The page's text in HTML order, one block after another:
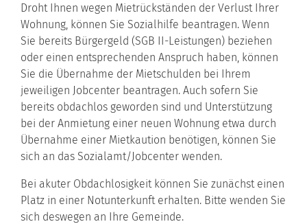
Droht Ihnen wegen Mietrückständen der Verlust Ihrer
Wohnung, können Sie Sozialhilfe beantragen. Wenn
Sie bereits Bürgergeld (SGB II-Leistungen) beziehen
oder einen entsprechenden Anspruch haben, können
Sie die Übernahme der Mietschulden bei Ihrem
jeweiligen Jobcenter beantragen. Auch sofern Sie
bereits obdachlos geworden sind und Unterstützung
bei der Anmietung einer neuen Wohnung etwa durch
Übernahme einer Mietkaution benötigen, können Sie
sich an das Sozialamt/Jobcenter wenden.
Bei akuter Obdachlosigkeit können Sie zunächst einen
Platz in einer Notunterkunft erhalten. Bitte wenden Sie
sich deswegen an Ihre Gemeinde.